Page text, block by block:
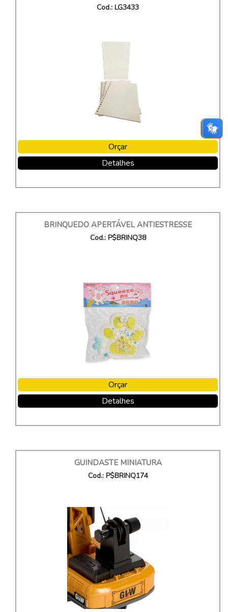
Cod.: LG3433
Orçar
Detalhes
BRINQUEDO APERTÁVEL ANTIESTRESSE
Cod.: P$BRINQ38
Orçar
Detalhes
GUINDASTE MINIATURA
Cod.: P$BRINQ174